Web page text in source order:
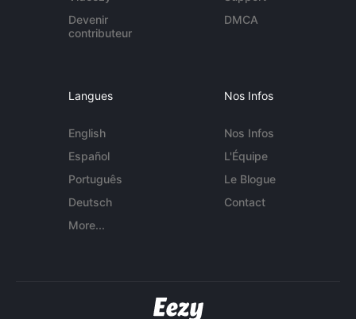
Devenir
contributeur
DMCA
Langues
English
Español
Português
Deutsch
More...
Nos Infos
Nos Infos
L'Équipe
Le Blogue
Contact